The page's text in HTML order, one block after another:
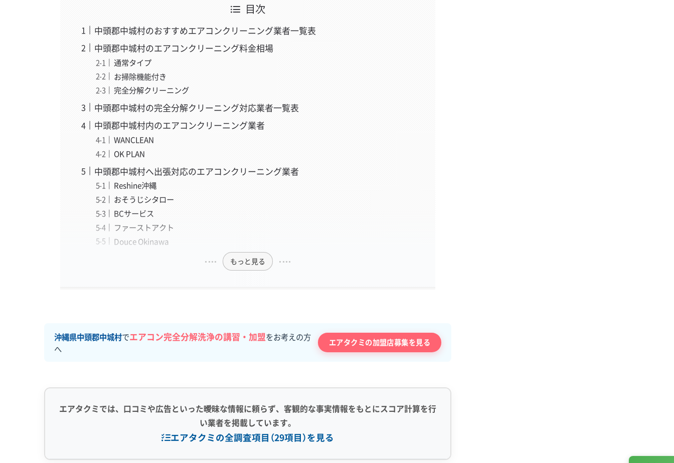
目次
中頭郡中城村のおすすめエアコンクリーニング業者一覧表
中頭郡中城村のエアコンクリーニング料金相場
通常タイプ
お掃除機能付き
完全分解クリーニング
中頭郡中城村の完全分解クリーニング対応業者一覧表
中頭郡中城村内のエアコンクリーニング業者
WANCLEAN
OK PLAN
中頭郡中城村へ出張対応のエアコンクリーニング業者
Reshine沖縄
おそうじシタロー
BCサービス
ファーストアクト
Douce Okinawa
もっと見る
沖縄県中頭郡中城村でエアコン完全分解洗浄の講習・加盟をお考えの方
へ
エアタクミの加盟店募集を見る
エアタクミでは、口コミや広告といった曖昧な情報に頼らず、客観的な事実情報をもとにスコア計算を行
い業者を掲載しています。
エアタクミの全調査項目（29項目）を見る